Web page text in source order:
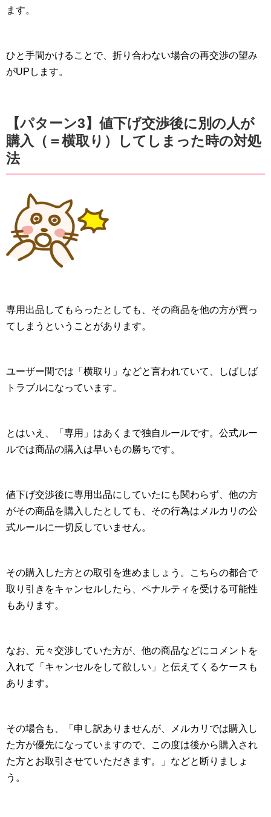
ます。
ひと手間かけることで、折り合わない場合の再交渉の望み
がUPします。
【パターン3】値下げ交渉後に別の人が
購入（＝横取り）してしまった時の対処
法
専用出品してもらったとしても、その商品を他の方が買っ
てしまうということがあります。
ユーザー間では「横取り」などと言われていて、しばしば
トラブルになっています。
とはいえ、「専用」はあくまで独自ルールです。公式ルー
ルでは商品の購入は早いもの勝ちです。
値下げ交渉後に専用出品にしていたにも関わらず、他の方
がその商品を購入したとしても、その行為はメルカリの公
式ルールに一切反していません。
その購入した方との取引を進めましょう。こちらの都合で
取り引きをキャンセルしたら、ペナルティを受ける可能性
もあります。
なお、元々交渉していた方が、他の商品などにコメントを
入れて「キャンセルをして欲しい」と伝えてくるケースも
あります。
その場合も、「申し訳ありませんが、メルカリでは購入し
た方が優先になっていますので、この度は後から購入され
た方とお取引させていただきます。」などと断りましょ
う。